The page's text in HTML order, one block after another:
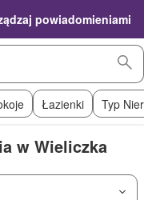
powiadomieniami
Łazienki Typ
w Wieliczka